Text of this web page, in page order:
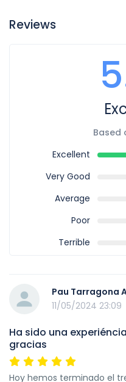
Reviews
Based
Excellent
Very Good
Average
Poor
Terrible
Pau Tarragona
11/05/2024 23:09
Ha sido una
gracias
Hoy hemos terminado el